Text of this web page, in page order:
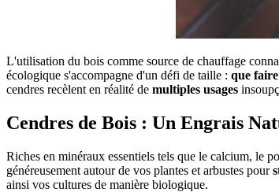
L'utilisation du bois comme source de chauffage
écologique s'accompagne d'un défi de taille : que faire
cendres recèlent en réalité de multiples usages
Cendres de Bois : Un Engrais
Riches en minéraux essentiels tels que le calcium, le
généreusement autour de vos plantes et arbustes pour
ainsi vos cultures de manière biologique.